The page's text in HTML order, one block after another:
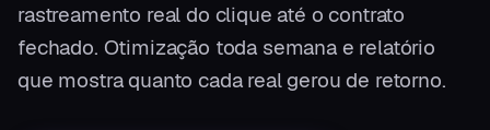
rastreamento real do clique até o contrato
fechado. Otimização toda semana e relatório
que mostra quanto cada real gerou de retorno.